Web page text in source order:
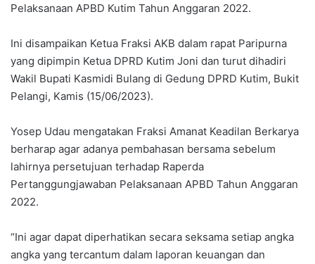
Pelaksanaan APBD Kutim Tahun Anggaran 2022.
Ini disampaikan Ketua Fraksi AKB dalam rapat Paripurna
yang dipimpin Ketua DPRD Kutim Joni dan turut dihadiri
Wakil Bupati Kasmidi Bulang di Gedung DPRD Kutim, Bukit
Pelangi, Kamis (15/06/2023).
Yosep Udau mengatakan Fraksi Amanat Keadilan Berkarya
berharap agar adanya pembahasan bersama sebelum
lahirnya persetujuan terhadap Raperda
Pertanggungjawaban Pelaksanaan APBD Tahun Anggaran
2022.
“Ini agar dapat diperhatikan secara seksama setiap angka
angka yang tercantum dalam laporan keuangan dan